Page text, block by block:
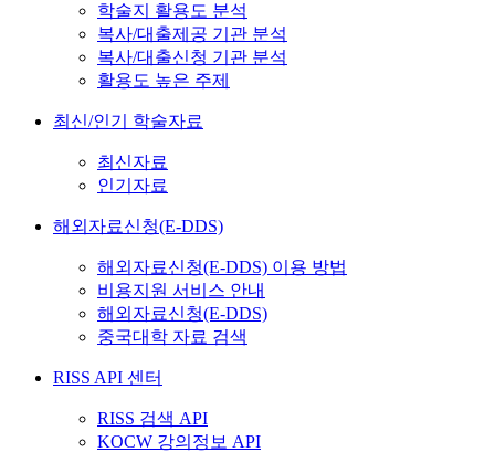
학술지 활용도 분석
복사/대출제공 기관 분석
복사/대출신청 기관 분석
활용도 높은 주제
최신/인기 학술자료
최신자료
인기자료
해외자료신청(E-DDS)
해외자료신청(E-DDS) 이용 방법
비용지원 서비스 안내
해외자료신청(E-DDS)
중국대학 자료 검색
RISS API 센터
RISS 검색 API
KOCW 강의정보 API